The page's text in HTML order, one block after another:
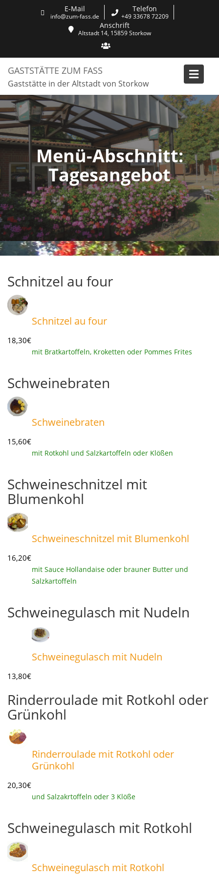
E-Mail
info@zum-fass.de
Telefon
+49 33678 72209
Anschrift
Altstadt 14, 15859 Storkow
GASTSTÄTTE ZUM FASS
Gaststätte in der Altstadt von Storkow
Menü-Abschnitt:
Tagesangebot
Schnitzel au four
Schnitzel au four
18,30€
mit Bratkartoffeln, Kroketten oder Pommes Frites
Schweinebraten
Schweinebraten
15,60€
mit Rotkohl und Salzkartoffeln oder Klößen
Schweineschnitzel mit
Blumenkohl
Schweineschnitzel mit Blumenkohl
16,20€
mit Sauce Hollandaise oder brauner Butter und
Salzkartoffeln
Schweinegulasch mit Nudeln
Schweinegulasch mit Nudeln
13,80€
Rinderroulade mit Rotkohl oder
Grünkohl
Rinderroulade mit Rotkohl oder
Grünkohl
20,30€
und Salzakrtoffeln oder 3 Klöße
Schweinegulasch mit Rotkohl
Schweinegulasch mit Rotkohl